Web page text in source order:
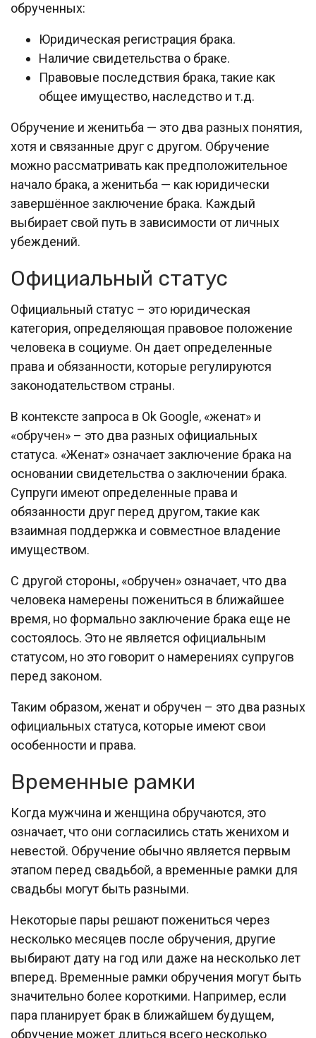
обрученных:
Юридическая регистрация брака.
Наличие свидетельства о браке.
Правовые последствия брака, такие как
общее имущество, наследство и т.д.
Обручение и женитьба — это два разных понятия,
хотя и связанные друг с другом. Обручение
можно рассматривать как предположительное
начало брака, а женитьба — как юридически
завершённое заключение брака. Каждый
выбирает свой путь в зависимости от личных
убеждений.
Официальный статус
Официальный статус – это юридическая
категория, определяющая правовое положение
человека в социуме. Он дает определенные
права и обязанности, которые регулируются
законодательством страны.
В контексте запроса в Ok Google, «женат» и
«обручен» – это два разных официальных
статуса. «Женат» означает заключение брака на
основании свидетельства о заключении брака.
Супруги имеют определенные права и
обязанности друг перед другом, такие как
взаимная поддержка и совместное владение
имуществом.
С другой стороны, «обручен» означает, что два
человека намерены пожениться в ближайшее
время, но формально заключение брака еще не
состоялось. Это не является официальным
статусом, но это говорит о намерениях супругов
перед законом.
Таким образом, женат и обручен – это два разных
официальных статуса, которые имеют свои
особенности и права.
Временные рамки
Когда мужчина и женщина обручаются, это
означает, что они согласились стать женихом и
невестой. Обручение обычно является первым
этапом перед свадьбой, а временные рамки для
свадьбы могут быть разными.
Некоторые пары решают пожениться через
несколько месяцев после обручения, другие
выбирают дату на год или даже на несколько лет
вперед. Временные рамки обручения могут быть
значительно более короткими. Например, если
пара планирует брак в ближайшем будущем,
обручение может длиться всего несколько